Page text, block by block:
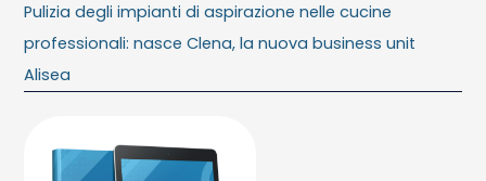
Pulizia degli impianti di aspirazione nelle cucine
professionali: nasce Clena, la nuova business unit
Alisea